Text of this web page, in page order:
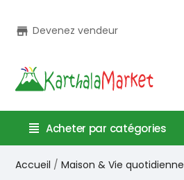
store Devenez vendeur
Acheter par catégories
Accueil Maison & Vie quotidienne